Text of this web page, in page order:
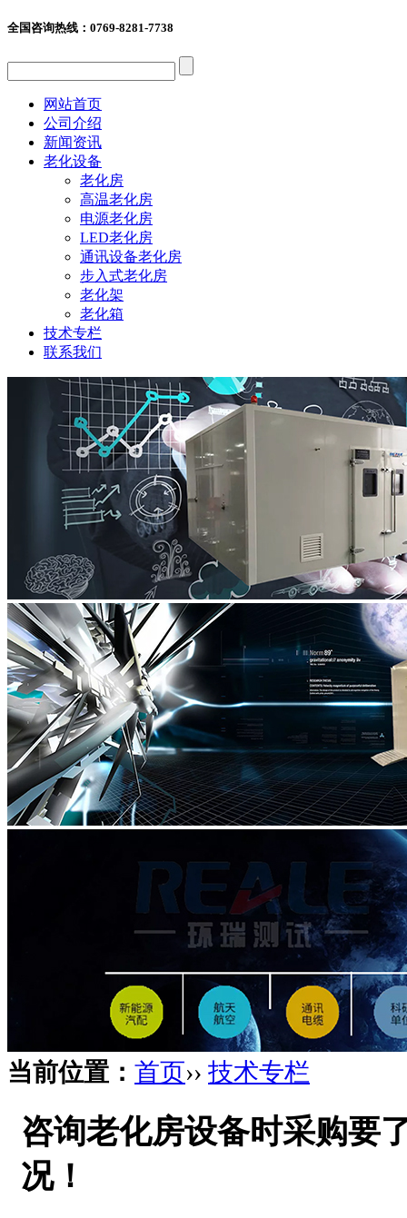
全国咨询热线： 0769-8281-7738
网站首页
公司介绍
新闻资讯
老化设备
老化房
高温老化房
电源老化房
LED老化房
通讯设备老化房
步入式老化房
老化架
老化箱
技术专栏
联系我们
当前位置： 首页›› 技术专栏
咨询老化房设备时采购要
况！